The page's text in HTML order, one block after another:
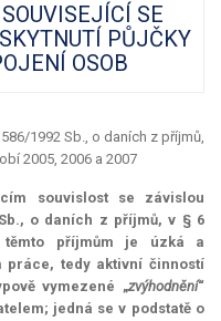
SE
PŮJČKY
OSOB
1992 Sb., o daních z příjmů,
2005, 2006 a 2007
souvislost se závislou
o daních z příjmů, v § 6
příjmům je úzká a
práce, tedy aktivní činností
vymezené „zvýhodnění“
jedná se v podstatě o